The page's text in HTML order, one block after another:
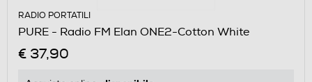
RADIO PORTATILI
PURE - Radio FM Elan ONE2-Cotton White
€ 37,90